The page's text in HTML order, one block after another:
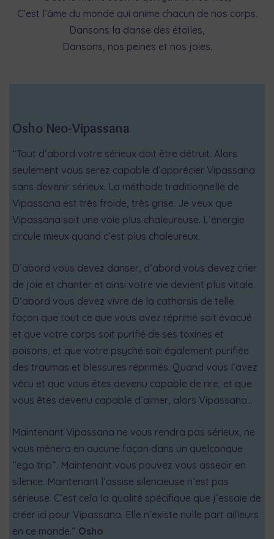
C’est l’âme du monde qui anime chacun de nos corps.
Dansons la danse des étoiles,
Dansons, nos peines et nos joies.
Osho Neo-Vipassana
“Tout d’abord votre sérieux doit être détruit. Alors
seulement vous serez capable d’apprécier Vipassana
sans devenir sérieux. La méthode traditionnelle de
Vipassana est très froide, très grise. Je veux que
Vipassana soit une voie plus chaleureuse. L’énergie
circule mieux quand c’est plus chaleureux.
D’abord vous devez danser, d’abord vous devez crier
de joie et chanter et ainsi votre vie devient plus vitale.
D’abord vous devez vivre de la catharsis de telle
façon que tout ce que vous avez réprimé soit évacué
et que votre corps soit purifié de ses toxines et
poisons, et que votre psyché soit également purifiée
des traumas et blessures réprimés. Quand vous l’avez
vécu et que vous êtes devenu capable de rire, et que
vous êtes devenu capable d’aimer, alors Vipassana…
Maintenant Vipassana ne vous rendra pas sérieux, ne
vous mènera en aucune façon dans un quelconque
“ego trip”. Maintenant vous pouvez vous asseoir en
silence. Maintenant l’assise silencieuse n’est pas
sérieuse. C’est cela la qualité spécifique que j’essaie de
créer ici pour Vipassana. Elle n’existe nulle part ailleurs
en ce monde.” Osho